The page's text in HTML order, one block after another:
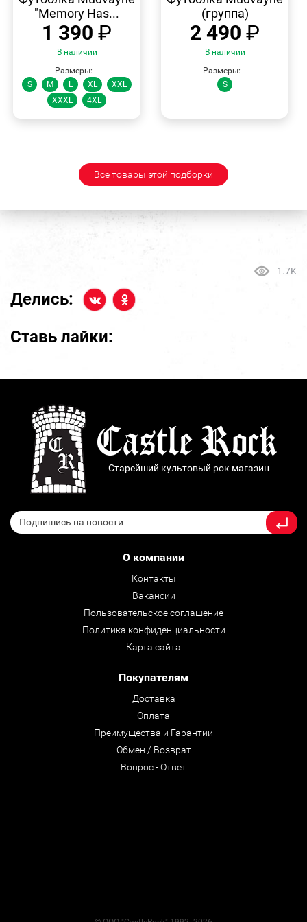
"Memory Has...
1 390 ₽
В наличии
Размеры:
S
M L XL
XXL
XXXL
4XL
(группа)
2 490 ₽
В наличии
Размеры:
S
Все товары этой подборки
1.7K
Делись:
Ставь лайки:
Старейший культовый рок магазин
О компании
Контакты
Вакансии
Пользовательское соглашение
Политика конфиденциальности
Карта сайта
Покупателям
Доставка
Оплата
Преимущества и Гарантии
Обмен / Возврат
Вопрос - Ответ